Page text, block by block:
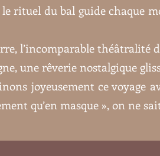
le rituel du bal guide chaque
l’incomparable théâtralité
une rêverie nostalgique
joyeusement ce voyage
qu’en masque », on ne